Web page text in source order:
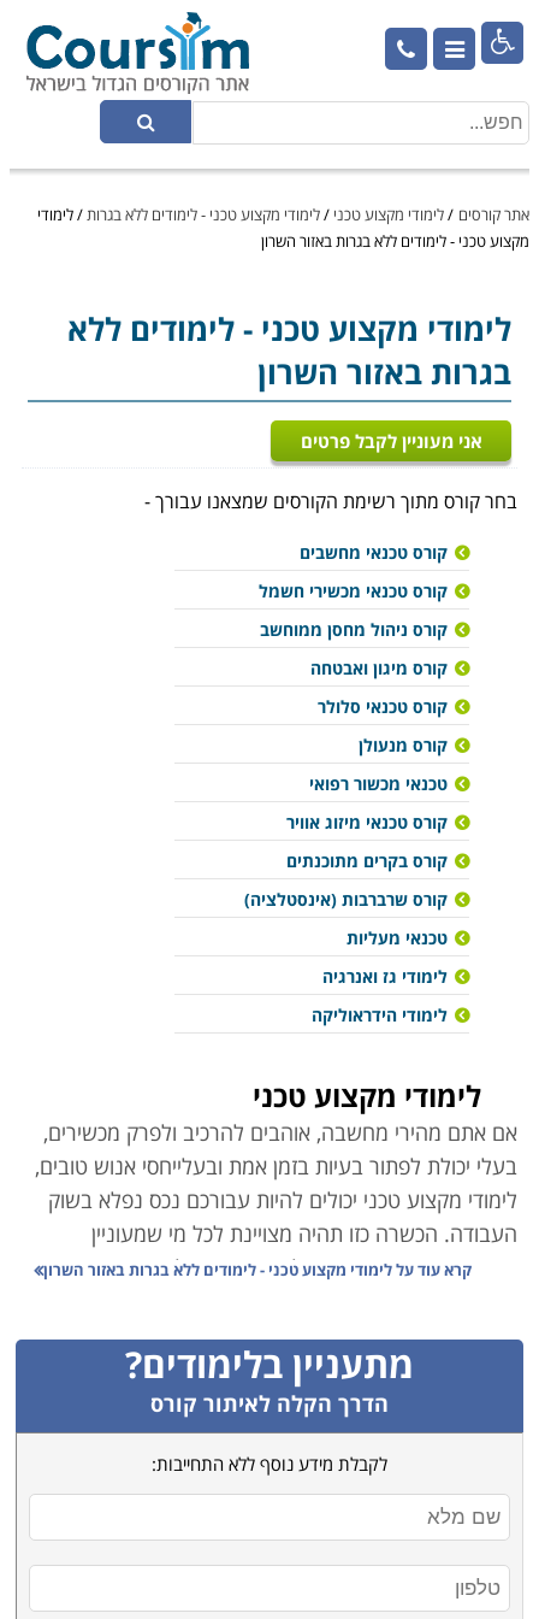

אתר קורסים /לימודי מקצוע טכני /לימודי מקצוע טכני - לימודים ללא בגרות/לימודי
מקצוע טכני - לימודים ללא בגרות באזור השרון
לימודי מקצוע טכני - לימודים ללא
בגרות באזור השרון
אני מעוניין לקבל פרטים
בחר קורס מתוך רשימת הקורסים שמצאנו עבורך -
קורס טכנאי מחשבים
קורס טכנאי מכשירי חשמל
קורס ניהול מחסן ממוחשב
קורס מיגון ואבטחה
קורס טכנאי סלולר
קורס מנעולן
טכנאי מכשור רפואי
קורס טכנאי מיזוג אוויר
קורס בקרים מתוכנתים
קורס שרברבות (אינסטלציה)
טכנאי מעליות
לימודי גז ואנרגיה
לימודי הידראוליקה
לימודי מקצוע טכני
אם אתם מהירי מחשבה, אוהבים להרכיב ולפרק מכשירים,
בעלי יכולת לפתור בעיות בזמן אמת ובעלייחסי אנוש טובים,
לימודי מקצוע טכני יכולים להיות עבורכם נכס נפלא בשוק
העבודה. הכשרה כזו תהיה מצויינת לכל מי שמעוניין
במקצוע מעשי, אשר ניתן לעסוק בו מיד לאחר סיום
מקצועית, קריירה חדשה או פתיחת עסק עצמאי. הכשרת
טכנאי בתחומי החשמל, האלקטרוניקה, הסלולר או המכשור
הרפואי למשל עשויים להיות הנתיב הבטוח שלכם למקצוע
פרקטי תוך זמן קצר. מהלך שיעניק לכם נכס חדש, מכניס
לימודי מקצוע טכני מאפשרים בדרך כלל רכישת מיומנות
מקיפה תוך זמן קצר וקצוב. הכשרת מנעולן למשל, נמשכת
לא פעם כשלושה חודשים בלבד, שמעניקים מקצוע מוסמך
ורווחי לכל החיים.
קרא עוד עללימודי מקצוע טכני - לימודים ללא בגרות באזור השרון
מתעניין בלימודים?
הדרך הקלה לאיתור קורס
לקבלת מידע נוסף ללא התחייבות: